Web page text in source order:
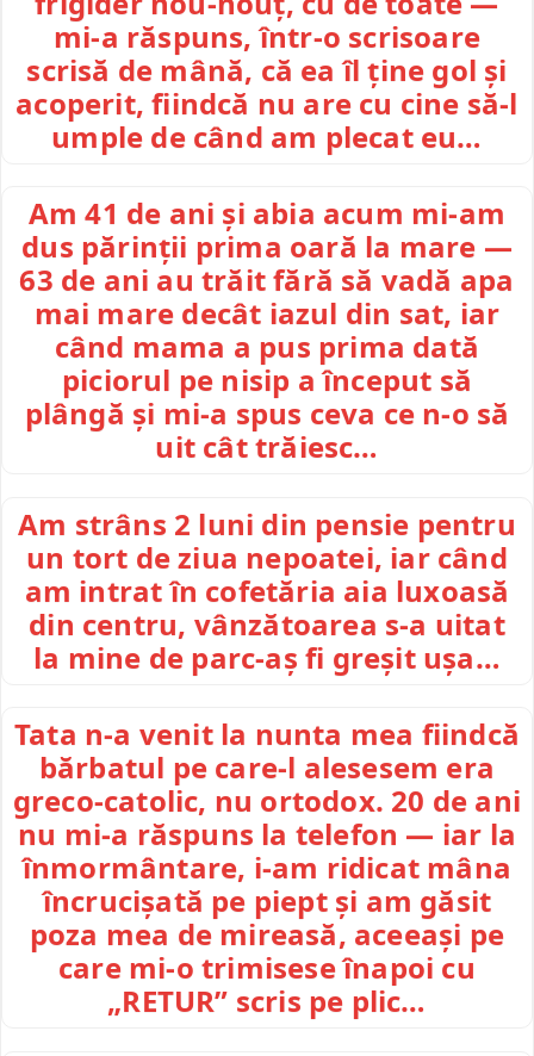
mi-a răspuns, într-o scrisoare
scrisă de mână, că ea îl ține gol și
acoperit, fiindcă nu are cu cine să-l
umple de când am plecat eu…
Am 41 de ani și abia acum mi-am
dus părinții prima oară la mare —
63 de ani au trăit fără să vadă apa
mai mare decât iazul din sat, iar
când mama a pus prima dată
piciorul pe nisip a început să
plângă și mi-a spus ceva ce n-o să
uit cât trăiesc…
Am strâns 2 luni din pensie pentru
un tort de ziua nepoatei, iar când
am intrat în cofetăria aia luxoasă
din centru, vânzătoarea s-a uitat
la mine de parc-aș fi greșit ușa…
Tata n-a venit la nunta mea fiindcă
bărbatul pe care-l alesesem era
greco-catolic, nu ortodox. 20 de ani
nu mi-a răspuns la telefon — iar la
înmormântare, i-am ridicat mâna
încrucișată pe piept și am găsit
poza mea de mireasă, aceeași pe
care mi-o trimisese înapoi cu
„RETUR” scris pe plic…